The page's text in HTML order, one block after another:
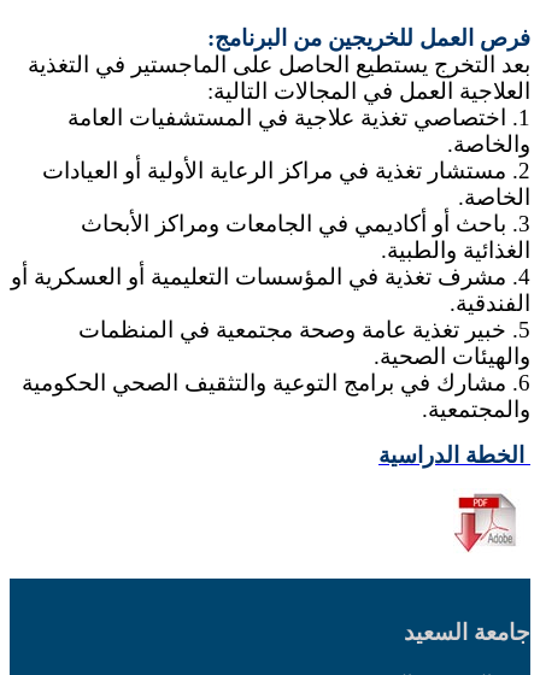
فرص العمل للخريجين من البرنامج:
بعد التخرج يستطيع الحاصل على الماجستير في التغذية
العلاجية العمل في المجالات التالية:
1. اختصاصي تغذية علاجية في المستشفيات العامة
والخاصة.
2. مستشار تغذية في مراكز الرعاية الأولية أو العيادات
الخاصة.
3. باحث أو أكاديمي في الجامعات ومراكز الأبحاث
الغذائية والطبية.
4. مشرف تغذية في المؤسسات التعليمية أو العسكرية أو
الفندقية.
5. خبير تغذية عامة وصحة مجتمعية في المنظمات
والهيئات الصحية.
6. مشارك في برامج التوعية والتثقيف الصحي الحكومية
والمجتمعية.
الخطة الدراسية
جامعة السعيد